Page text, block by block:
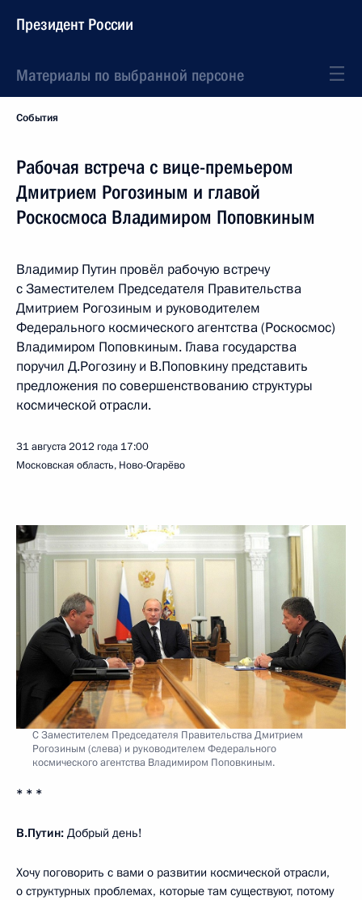
Президент России
Материалы по выбранной персоне
События
Рабочая встреча с вице-премьером
Дмитрием Рогозиным и главой
Роскосмоса Владимиром Поповкиным
Владимир Путин провёл рабочую встречу
с Заместителем Председателя Правительства
Дмитрием Рогозиным и руководителем
Федерального космического агентства (Роскосмос)
Владимиром Поповкиным. Глава государства
поручил Д.Рогозину и В.Поповкину представить
предложения по совершенствованию структуры
космической отрасли.
31 августа 2012 года 17:00
Московская область, Ново-Огарёво
С Заместителем Председателя Правительства Дмитрием
Рогозиным (слева) и руководителем Федерального
космического агентства Владимиром Поповкиным.
* * *
В.Путин: Добрый день!
Хочу поговорить с вами о развитии космической отрасли,
о структурных проблемах, которые там существуют, потому